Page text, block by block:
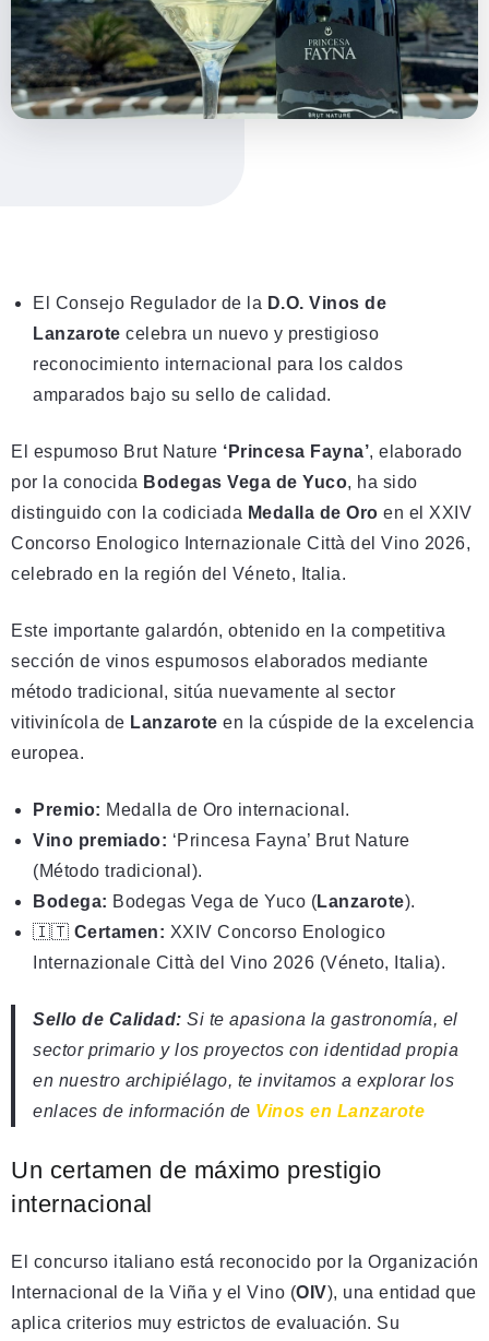
El Consejo Regulador de la D.O. Vinos de
Lanzarote celebra un nuevo y prestigioso
reconocimiento internacional para los caldos
amparados bajo su sello de calidad.
El espumoso Brut Nature ‘Princesa Fayna’, elaborado
por la conocida Bodegas Vega de Yuco, ha sido
distinguido con la codiciada Medalla de Oro en el XXIV
Concorso Enologico Internazionale Città del Vino 2026,
celebrado en la región del Véneto, Italia.
Este importante galardón, obtenido en la competitiva
sección de vinos espumosos elaborados mediante
método tradicional, sitúa nuevamente al sector
vitivinícola de Lanzarote en la cúspide de la excelencia
europea.
Premio: Medalla de Oro internacional.
Vino premiado: ‘Princesa Fayna’ Brut Nature
(Método tradicional).
Bodega: Bodegas Vega de Yuco (Lanzarote).
🇮🇹 Certamen: XXIV Concorso Enologico
Internazionale Città del Vino 2026 (Véneto, Italia).
Sello de Calidad: Si te apasiona la gastronomía, el
sector primario y los proyectos con identidad propia
en nuestro archipiélago, te invitamos a explorar los
enlaces de información de Vinos en Lanzarote
Un certamen de máximo prestigio
internacional
El concurso italiano está reconocido por la Organización
Internacional de la Viña y el Vino (OIV), una entidad que
aplica criterios muy estrictos de evaluación. Su